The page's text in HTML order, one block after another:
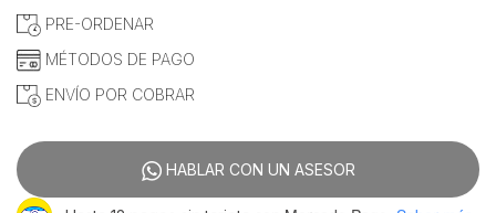
era:
PRE-ORDENAR
MÉTODOS DE PAGO
ENVÍO POR COBRAR
HABLAR CON UN ASESOR